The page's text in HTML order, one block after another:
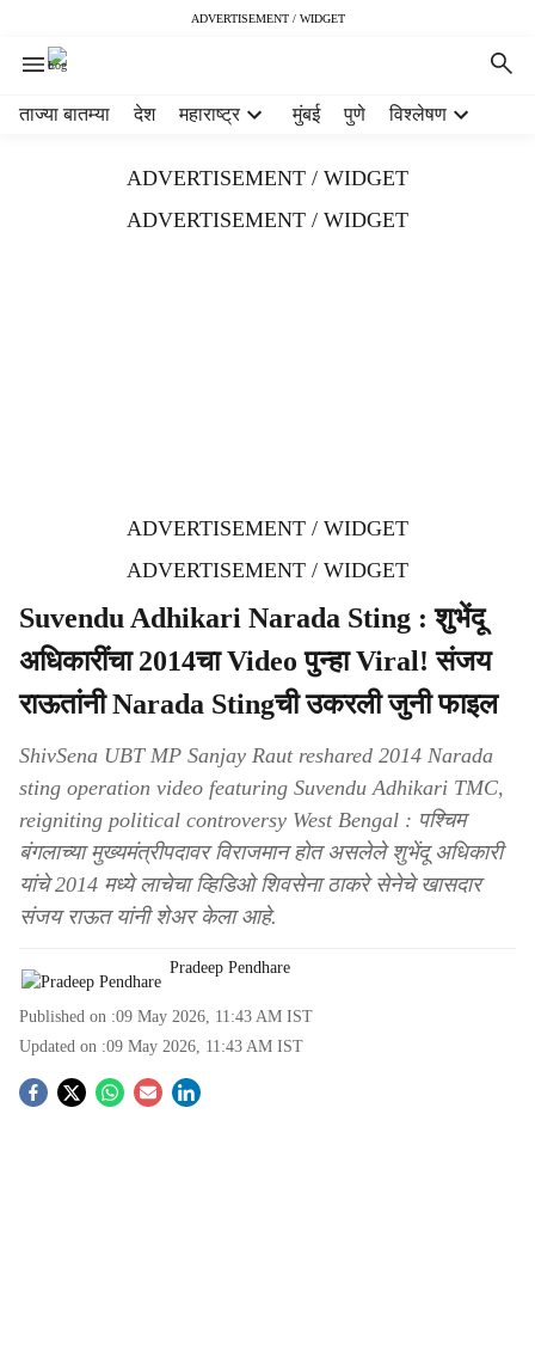
ADVERTISEMENT / WIDGET
ताज्या बातम्या देश महाराष्ट्र मुंबई पुणे विश्लेषण
ADVERTISEMENT / WIDGET
ADVERTISEMENT / WIDGET
ADVERTISEMENT / WIDGET
ADVERTISEMENT / WIDGET
Suvendu Adhikari Narada Sting : शुभेंदू
अधिकारींचा 2014चा Video पुन्हा Viral! संजय
राऊतांनी Narada Stingची उकरली जुनी फाइल
ShivSena UBT MP Sanjay Raut reshared 2014 Narada
sting operation video featuring Suvendu Adhikari TMC,
reigniting political controversy West Bengal : पश्चिम
बंगलाच्या मुख्यमंत्रीपदावर विराजमान होत असलेले शुभेंदू अधिकारी
यांचे 2014 मध्ये लाचेचा व्हिडिओ शिवसेना ठाकरे सेनेचे खासदार
संजय राऊत यांनी शेअर केला आहे.
Pradeep Pendhare
Published on :09 May 2026, 11:43 AM IST
Updated on :09 May 2026, 11:43 AM IST
S